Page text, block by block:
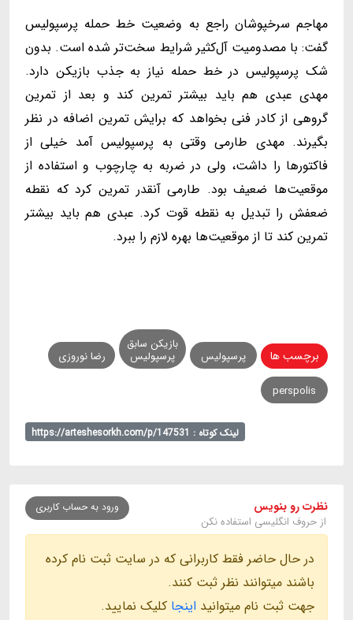
مهاجم سرخپوشان راجع به وضعیت خط حمله پرسپولیس
گفت: با مصدومیت آل‌کثیر شرایط سخت‌تر شده است. بدون
شک پرسپولیس در خط حمله نیاز به جذب بازیکن دارد.
مهدی عبدی هم باید بیشتر تمرین کند و بعد از تمرین
گروهی از کادر فنی بخواهد که برایش تمرین اضافه در نظر
بگیرند. مهدی طارمی وقتی به پرسپولیس آمد خیلی از
فاکتورها را داشت، ولی در ضربه به چارچوب و استفاده از
موقعیت‌ها ضعیف بود. طارمی آنقدر تمرین کرد که نقطه
ضعفش را تبدیل به نقطه قوت کرد. عبدی هم باید بیشتر
تمرین کند تا از موقعیت‌ها بهره لازم را ببرد.
برچسب ها پرسپولیس
بازیکن سابق
پرسپولیس رضا نوروزی
perspolis
لینک کوتاه : https://arteshesorkh.com/p/147531
نظرت رو بنویس
از حروف انگلیسی استفاده نکن
ورود به حساب کاربری
در حال حاضر فقط کاربرانی که در سایت ثبت نام کرده
باشند میتوانند نظر ثبت کنند.
جهت ثبت نام میتوانید اینجا کلیک نمایید.